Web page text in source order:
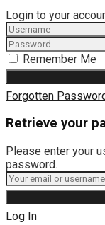
Login to your
Remember Me
Forgotten
Retrieve your
Please enter your
password.
Log In